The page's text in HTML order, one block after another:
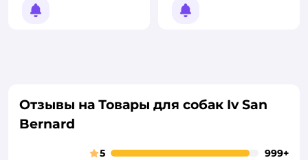
Уведомить о появлении Уведомить о появлении
Отзывы на Товары для собак Iv San
Bernard
5
999+